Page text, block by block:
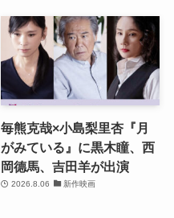
毎熊克哉×小島梨里杏『月
がみている』に黒木瞳、西
岡德馬、吉田羊が出演
2026.8.06 新作映画